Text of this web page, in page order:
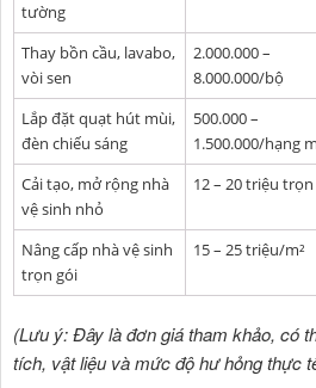
tường
Thay bồn cầu, lavabo,
vòi sen
2.000.000 –
8.000.000/bộ
Lắp đặt quạt hút mùi,
đèn chiếu sáng
500.000 –
1.500.000/hạng
Cải tạo, mở rộng nhà
vệ sinh nhỏ
12 – 20 triệu
Nâng cấp nhà vệ sinh
trọn gói
15 – 25 triệu/m²
(Lưu ý: Đây là đơn giá tham khảo, có
tích, vật liệu và mức độ hư hỏng thực